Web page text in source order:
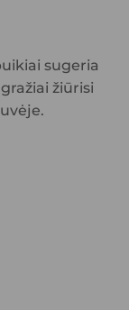
sugeria
žiūrisi